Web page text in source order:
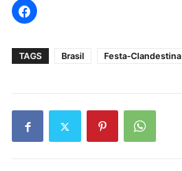
TAGS Brasil Festa-Clandestina